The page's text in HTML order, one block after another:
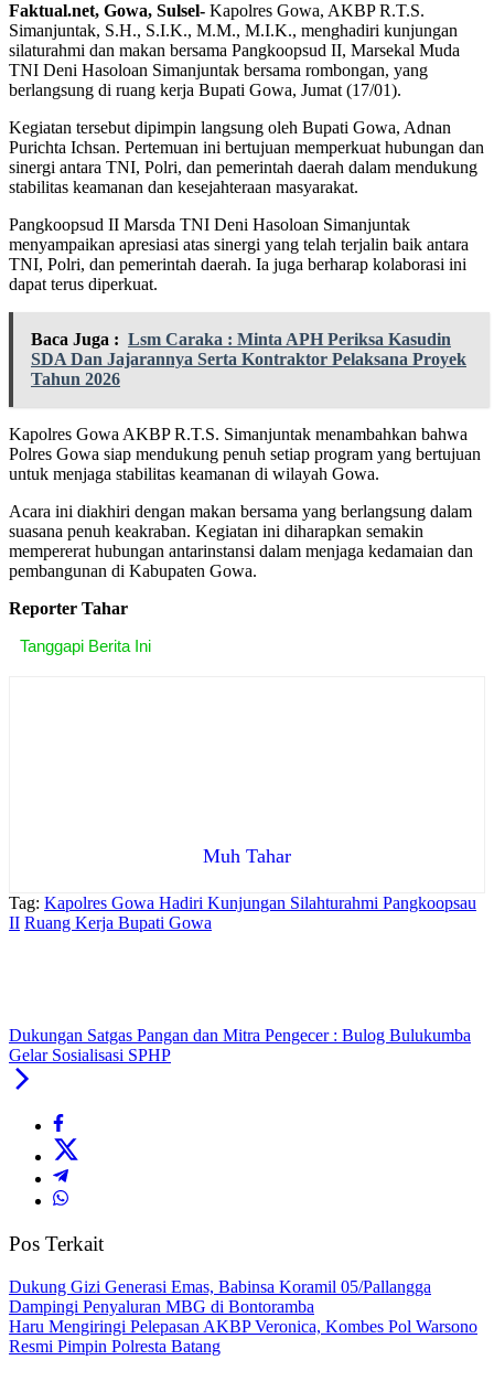
Faktual.net, Gowa, Sulsel- Kapolres Gowa, AKBP R.T.S.
Simanjuntak, S.H., S.I.K., M.M., M.I.K., menghadiri kunjungan
silaturahmi dan makan bersama Pangkoopsud II, Marsekal Muda
TNI Deni Hasoloan Simanjuntak bersama rombongan, yang
berlangsung di ruang kerja Bupati Gowa, Jumat (17/01).
Kegiatan tersebut dipimpin langsung oleh Bupati Gowa, Adnan
Purichta Ichsan. Pertemuan ini bertujuan memperkuat hubungan dan
sinergi antara TNI, Polri, dan pemerintah daerah dalam mendukung
stabilitas keamanan dan kesejahteraan masyarakat.
Pangkoopsud II Marsda TNI Deni Hasoloan Simanjuntak
menyampaikan apresiasi atas sinergi yang telah terjalin baik antara
TNI, Polri, dan pemerintah daerah. Ia juga berharap kolaborasi ini
dapat terus diperkuat.
Baca Juga : Lsm Caraka : Minta APH Periksa Kasudin
SDA Dan Jajarannya Serta Kontraktor Pelaksana Proyek
Tahun 2026
Kapolres Gowa AKBP R.T.S. Simanjuntak menambahkan bahwa
Polres Gowa siap mendukung penuh setiap program yang bertujuan
untuk menjaga stabilitas keamanan di wilayah Gowa.
Acara ini diakhiri dengan makan bersama yang berlangsung dalam
suasana penuh keakraban. Kegiatan ini diharapkan semakin
mempererat hubungan antarinstansi dalam menjaga kedamaian dan
pembangunan di Kabupaten Gowa.
Reporter Tahar
Tanggapi Berita Ini
Muh Tahar
Tag: Kapolres Gowa Hadiri Kunjungan Silahturahmi Pangkoopsau
II Ruang Kerja Bupati Gowa
Dukungan Satgas Pangan dan Mitra Pengecer : Bulog Bulukumba
Gelar Sosialisasi SPHP
Pos Terkait
Dukung Gizi Generasi Emas, Babinsa Koramil 05/Pallangga
Dampingi Penyaluran MBG di Bontoramba
Haru Mengiringi Pelepasan AKBP Veronica, Kombes Pol Warsono
Resmi Pimpin Polresta Batang